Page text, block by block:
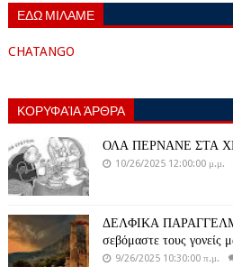
ΕΔΩ ΜΙΛΑΜΕ
CHATANGO
ΚΟΡΥΦΑΊΑ ΆΡΘΡΑ
ΟΛΑ ΠΕΡΝΑΝΕ ΣΤΑ
10/26/2025 12:00:00 μ.μ.
ΔΕΛΦΙΚΑ
σεβόμαστε τους γονείς
9/26/2025 10:30:00 π.μ.